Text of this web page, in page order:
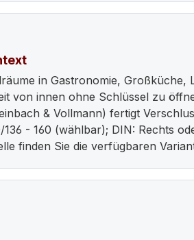
in Gastronomie, Großküche,
von innen ohne Schlüssel zu
& Vollmann) fertigt
136 - 160 (wählbar); DIN: Rechts
finden Sie die verfügbaren